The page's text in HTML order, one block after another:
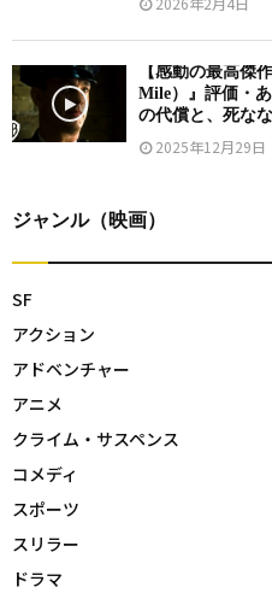
【感動の最高傑
Mile）』評価・
の代償と、死な
2025年12月29日
ジャンル（映画）
SF
アクション
アドベンチャー
アニメ
クライム・サスペンス
コメディ
スポーツ
スリラー
ドラマ